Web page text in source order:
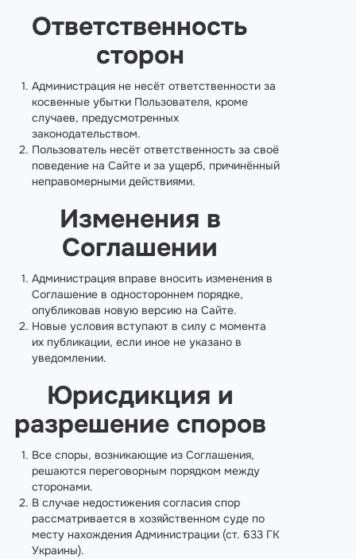
Ответственность
сторон
Администрация не несёт ответственности за
косвенные убытки Пользователя, кроме
случаев, предусмотренных
законодательством.
Пользователь несёт ответственность за своё
поведение на Сайте и за ущерб, причинённый
неправомерными действиями.
Изменения в
Соглашении
Администрация вправе вносить изменения в
Соглашение в одностороннем порядке,
опубликовав новую версию на Сайте.
Новые условия вступают в силу с момента
их публикации, если иное не указано в
уведомлении.
Юрисдикция и
разрешение споров
Все споры, возникающие из Соглашения,
решаются переговорным порядком между
сторонами.
В случае недостижения согласия спор
рассматривается в хозяйственном суде по
месту нахождения Администрации (ст. 633 ГК
Украины).